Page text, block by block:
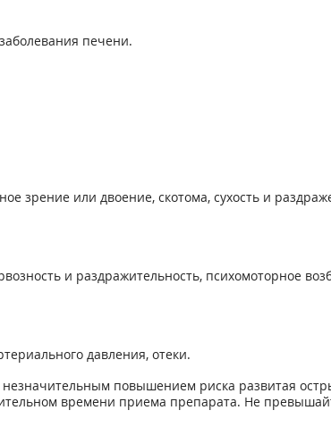
печени.
зрение или двоение, скотома, сухость и
и раздражительность, психомоторное
давления, отеки.
повышением риска развитая
времени приема препарата. Не